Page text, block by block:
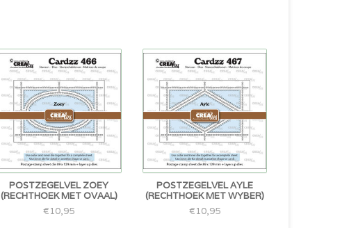
POSTZEGELVEL ZOEY
(RECHTHOEK MET OVAAL)
€10,95
POSTZEGELVEL AYLE
(RECHTHOEK MET WYBER)
€10,95